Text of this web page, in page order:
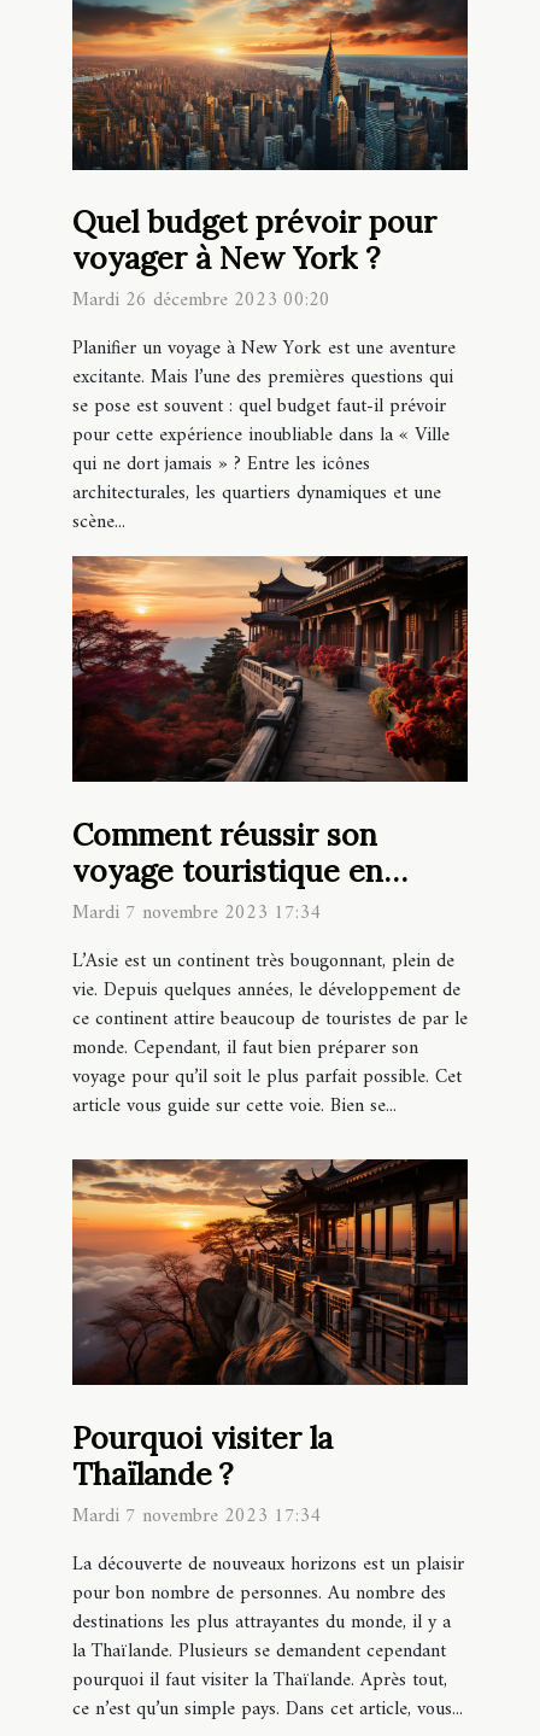
Quel budget prévoir pour
voyager à New York ?
Mardi 26 décembre 2023 00:20
Planifier un voyage à New York est une aventure
excitante. Mais l’une des premières questions qui
se pose est souvent : quel budget faut-il prévoir
pour cette expérience inoubliable dans la « Ville
qui ne dort jamais » ? Entre les icônes
architecturales, les quartiers dynamiques et une
scène...
Comment réussir son
voyage touristique en
Asie ?
Mardi 7 novembre 2023 17:34
L’Asie est un continent très bougonnant, plein de
vie. Depuis quelques années, le développement de
ce continent attire beaucoup de touristes de par le
monde. Cependant, il faut bien préparer son
voyage pour qu’il soit le plus parfait possible. Cet
article vous guide sur cette voie. Bien se...
Pourquoi visiter la
Thaïlande ?
Mardi 7 novembre 2023 17:34
La découverte de nouveaux horizons est un plaisir
pour bon nombre de personnes. Au nombre des
destinations les plus attrayantes du monde, il y a
la Thaïlande. Plusieurs se demandent cependant
pourquoi il faut visiter la Thaïlande. Après tout,
ce n’est qu’un simple pays. Dans cet article, vous...